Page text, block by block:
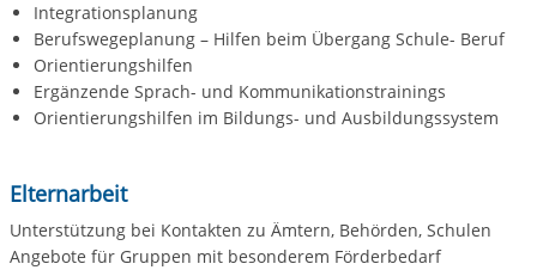
Integrationsplanung
Berufswegeplanung – Hilfen beim Übergang Schule- Beruf
Orientierungshilfen
Ergänzende Sprach- und Kommunikationstrainings
Orientierungshilfen im Bildungs- und Ausbildungssystem
Elternarbeit
Unterstützung bei Kontakten zu Ämtern, Behörden, Schulen
Angebote für Gruppen mit besonderem Förderbedarf